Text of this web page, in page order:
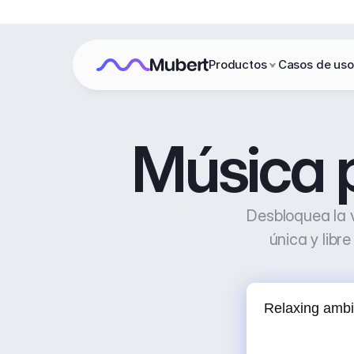
Música
Desbloquea la
única y
Productos Casos de uso